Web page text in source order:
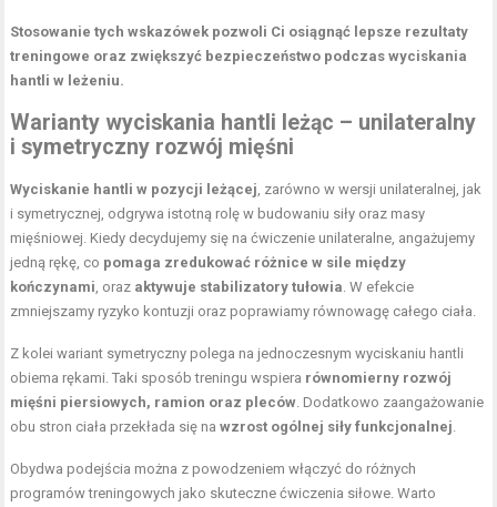
Stosowanie tych wskazówek pozwoli Ci osiągnąć lepsze rezultaty
treningowe oraz zwiększyć bezpieczeństwo podczas wyciskania
hantli w leżeniu.
Warianty wyciskania hantli leżąc – unilateralny
i symetryczny rozwój mięśni
Wyciskanie hantli w pozycji leżącej , zarówno w wersji unilateralnej, jak
i symetrycznej, odgrywa istotną rolę w budowaniu siły oraz masy
mięśniowej. Kiedy decydujemy się na ćwiczenie unilateralne, angażujemy
jedną rękę, co pomaga zredukować różnice w sile między
kończynami , oraz aktywuje stabilizatory tułowia . W efekcie
zmniejszamy ryzyko kontuzji oraz poprawiamy równowagę całego ciała.
Z kolei wariant symetryczny polega na jednoczesnym wyciskaniu hantli
obiema rękami. Taki sposób treningu wspiera równomierny rozwój
mięśni piersiowych, ramion oraz pleców . Dodatkowo zaangażowanie
obu stron ciała przekłada się nawzrost ogólnej siły funkcjonalnej
Obydwa podejścia można z powodzeniem włączyć do różnych
programów treningowych jako skuteczne ćwiczenia siłowe. Warto